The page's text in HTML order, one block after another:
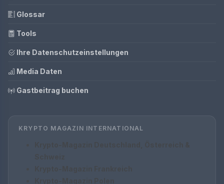
Glossar
Tools
Ihre Datenschutzeinstellungen
Media Daten
Gastbeitrag buchen
KRYPTO MAGAZIN INTERNATIONAL